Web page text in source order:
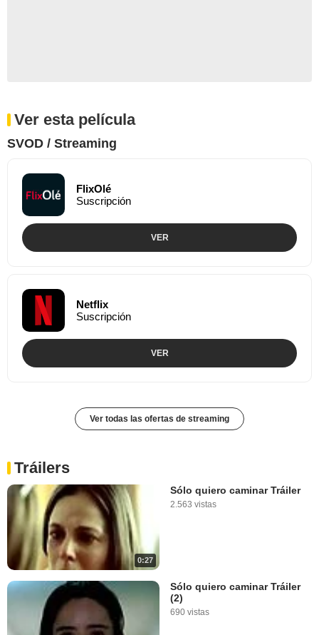
Ver esta película
SVOD / Streaming
FlixOlé
Suscripción
VER
Netflix
Suscripción
VER
Ver todas las ofertas de streaming
Tráilers
0:27
Sólo quiero caminar Tráiler
2.563 vistas
Sólo quiero caminar Tráiler
(2)
690 vistas